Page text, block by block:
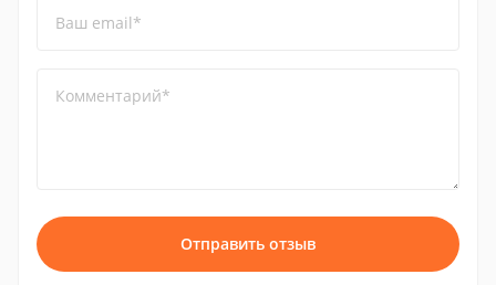
Ваш email*
Комментарий*
Отправить отзыв